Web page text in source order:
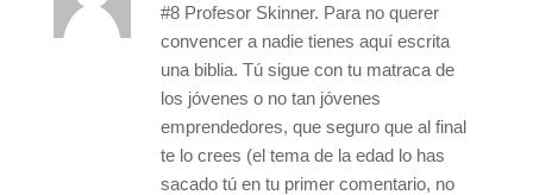
#8 Profesor Skinner. Para no querer
convencer a nadie tienes aquí escrita
una biblia. Tú sigue con tu matraca de
los jóvenes o no tan jóvenes
emprendedores, que seguro que al final
te lo crees (el tema de la edad lo has
sacado tú en tu primer comentario, no